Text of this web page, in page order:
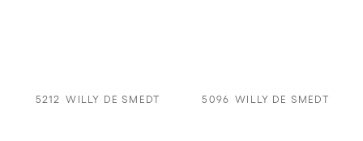
5212 WILLY DE SMEDT 5096 WILLY DE SMEDT